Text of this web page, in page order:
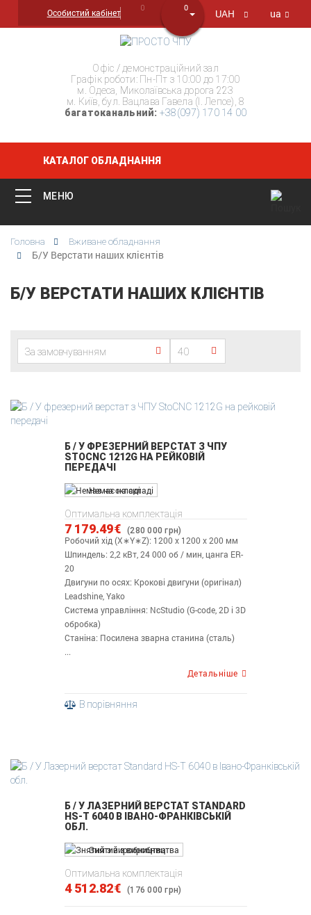
Особистий кабінет 0 0 UAH ua
Офіс / демонстраційний зал
Графік роботи: Пн-Пт з 10:00 до 17:00
м. Одеса, Миколаївська дорога 223
м. Київ, бул. Вацлава Гавела (І. Лепсе), 8
багатоканальний: +38(097) 170 14 00
КАТАЛОГ ОБЛАДНАННЯ
МЕНЮ
Головна Вживане обладнання
Б/У Верстати наших клієнтів
Б/У ВЕРСТАТИ НАШИХ КЛІЄНТІВ
За замовчуванням 40
Б / У ФРЕЗЕРНИЙ ВЕРСТАТ З ЧПУ
STOCNC 1212G НА РЕЙКОВІЙ
ПЕРЕДАЧІ
Немає на складі
Робочий хід (X∗Y∗Z): 1200 х 1200 х 200 мм
Шпиндель: 2,2 кВт, 24 000 об / мин, цанга ER-
20
Двигуни по осях: Крокові двигуни (оригінал)
Leadshine, Yako
Система управління: NcStudio (G-code, 2D і 3D
обробка)
Станіна: Посилена зварна станина (сталь)
...
Детальніше
В порівняння
Оптимальна комплектація
7 179.49€ (280 000 грн)
Б / У ЛАЗЕРНИЙ ВЕРСТАТ STANDARD
HS-T 6040 В ІВАНО-ФРАНКІВСЬКІЙ
ОБЛ.
Знятий з виробництва
Оптимальна комплектація
4 512.82€ (176 000 грн)